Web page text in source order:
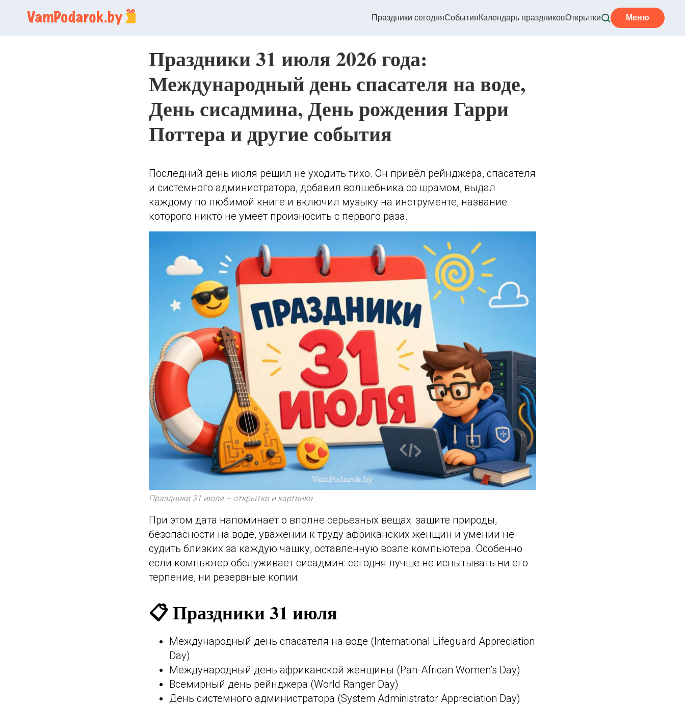
Праздники сегодняСобытияКалендарь праздниковОткрытки Меню
Праздники 31 июля 2026 года:
Международный день спасателя на воде,
День сисадмина, День рождения Гарри
Поттера и другие события
Последний день июля решил не уходить тихо. Он привёл рейнджера, спасателя
и системного администратора, добавил волшебника со шрамом, выдал
каждому по любимой книге и включил музыку на инструменте, название
которого никто не умеет произносить с первого раза.
Праздники 31 июля – открытки и картинки
При этом дата напоминает о вполне серьёзных вещах: защите природы,
безопасности на воде, уважении к труду африканских женщин и умении не
судить близких за каждую чашку, оставленную возле компьютера. Особенно
если компьютер обслуживает сисадмин: сегодня лучше не испытывать ни его
терпение, ни резервные копии.
📋 Праздники 31 июля
Международный день спасателя на воде (International Lifeguard Appreciation
Day)
Международный день африканской женщины (Pan-African Women’s Day)
Всемирный день рейнджера (World Ranger Day)
День системного администратора (System Administrator Appreciation Day)